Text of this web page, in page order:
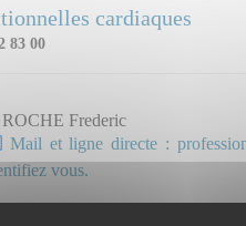
cardiaques
83 00
ROCHE Frederic
Mail et ligne directe :
vous.